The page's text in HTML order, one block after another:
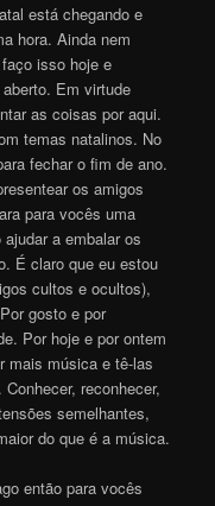
está chegando e
hora. Ainda nem
isso hoje e
Em virtude
as coisas por aqui.
temas natalinos. No
fechar o fim de ano.
os amigos
para vocês uma
a embalar os
É claro que eu estou
cultos e ocultos),
gosto e por
Por hoje e por ontem
mais música e tê-las
reconhecer,
semelhantes,
do que é a música.
então para vocês